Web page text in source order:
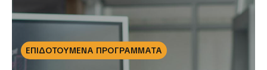
ΕΠΙΔΟΤΟΥΜΕΝΑ ΠΡΟΓΡΑΜΜΑΤΑ